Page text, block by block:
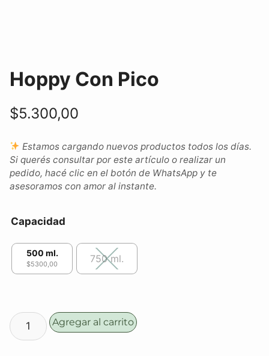
Hoppy Con Pico
$5.300,00
Estamos cargando nuevos productos todos los días.
Si querés consultar por este artículo o realizar un
pedido, hacé clic en el botón de WhatsApp y te
asesoramos con amor al instante.
Capacidad
500 ml.
$5300,00 750 ml.
Agregar al carrito